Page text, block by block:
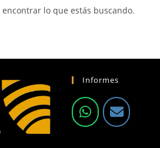
lo que estás buscando.
Informes